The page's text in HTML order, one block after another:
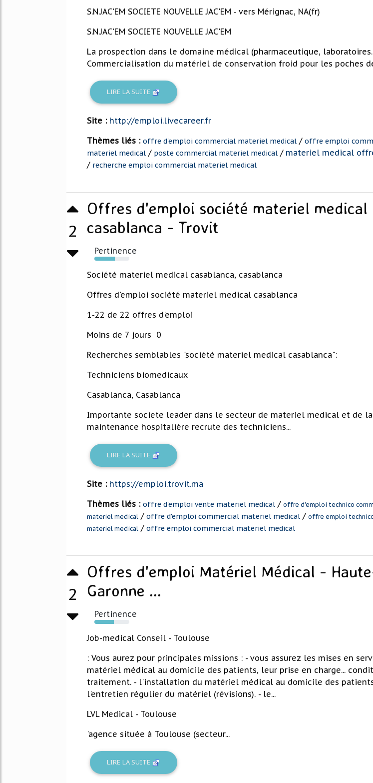
S.N.JAC'EM SOCIETE NOUVELLE JAC'EM - vers Mérignac, NA(fr)
S.N.JAC'EM SOCIETE NOUVELLE JAC'EM
La prospection dans le domaine médical (pharmaceutique,
Commercialisation du matériel de conservation froid pour les poches
LIRE LA SUITE
Site : http://emploi.livecareer.fr
Thèmes liés : offre d'emploi commercial materiel medical / offre emploi
materiel medical / poste commercial materiel medical / materiel medical
/ recherche emploi commercial materiel medical
2
Offres d'emploi société materiel medical
casablanca - Trovit
Pertinence
59%
Société materiel medical casablanca, casablanca
Offres d'emploi société materiel medical casablanca
1-22 de 22 offres d'emploi
Moins de 7 jours 0
Recherches semblables "société materiel medical casablanca":
Techniciens biomedicaux
Casablanca, Casablanca
Importante societe leader dans le secteur de materiel medical et de la
maintenance hospitalière recrute des techniciens...
LIRE LA SUITE
Site : https://emploi.trovit.ma
Thèmes liés : offre d'emploi vente materiel medical / offre d'emploi technico
materiel medical / offre d'emploi commercial materiel medical / offre emploi
materiel medical / offre emploi commercial materiel medical
2
Offres d'emploi Matériel Médical -
Garonne ...
Pertinence
56%
Job-medical Conseil - Toulouse
: Vous aurez pour principales missions : - vous assurez les mises en
matériel médical au domicile des patients, leur prise en charge...
traitement. - l'installation du matériel médical au domicile des
l'entretien régulier du matériel (révisions). - le...
LVL Medical - Toulouse
'agence située à Toulouse (secteur...
LIRE LA SUITE